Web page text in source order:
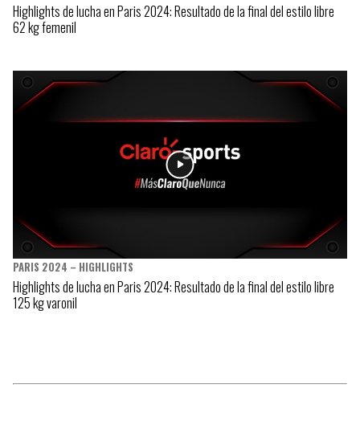
Highlights de lucha en Paris 2024: Resultado de la final del estilo libre
62 kg femenil
PARIS 2024 – HIGHLIGHTS
Highlights de lucha en Paris 2024: Resultado de la final del estilo libre
125 kg varonil